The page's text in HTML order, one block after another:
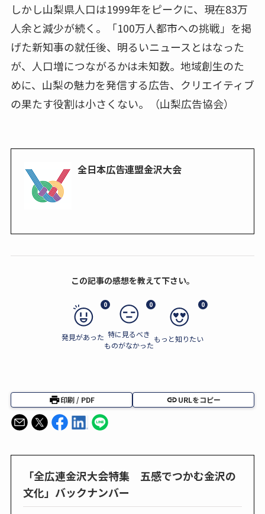
しかし山梨県人口は1999年をピークに、現在83万
人余と減少が続く。「100万人都市への挑戦」を掲
げた新知事の就任後、明るいニュースとはなった
が、人口増につながるかは未知数。地域創生のた
めに、山梨の魅力を発信する広告、クリエイティブ
の果たす役割は小さくない。（山梨広告協会）
全日本広告連盟金沢大会
この記事の感想を教えて下さい。
0
発見があった
0
特に見るべき
ものがなかった
0
もっと知りたい
印刷 / PDF URLをコピー
「全広連金沢大会特集 五感でつかむ金沢の
文化」バックナンバー